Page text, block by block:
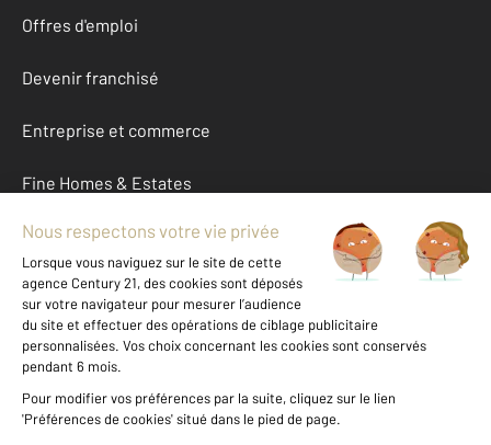
Offres d'emploi
Devenir franchisé
Entreprise et commerce
Fine Homes & Estates
À propos
International
Nous contacter